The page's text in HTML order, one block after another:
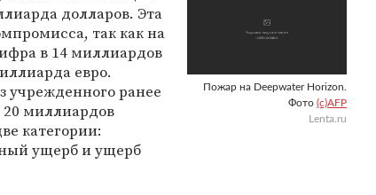
Пожар на Deepwater Horizon.
Фото (c)AFP
Lenta.ru
долларов. Эта
так как на
в 14 миллиардов
евро.
ранее
миллиардов
категории:
ущерб и ущерб